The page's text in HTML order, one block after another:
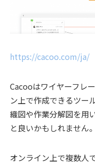
https://cacoo.com/ja/
Cacooはワイヤーフレ
ン上で作成できるツー
織図や作業分解図を用
と良いかもしれません
オンライン上で複数人